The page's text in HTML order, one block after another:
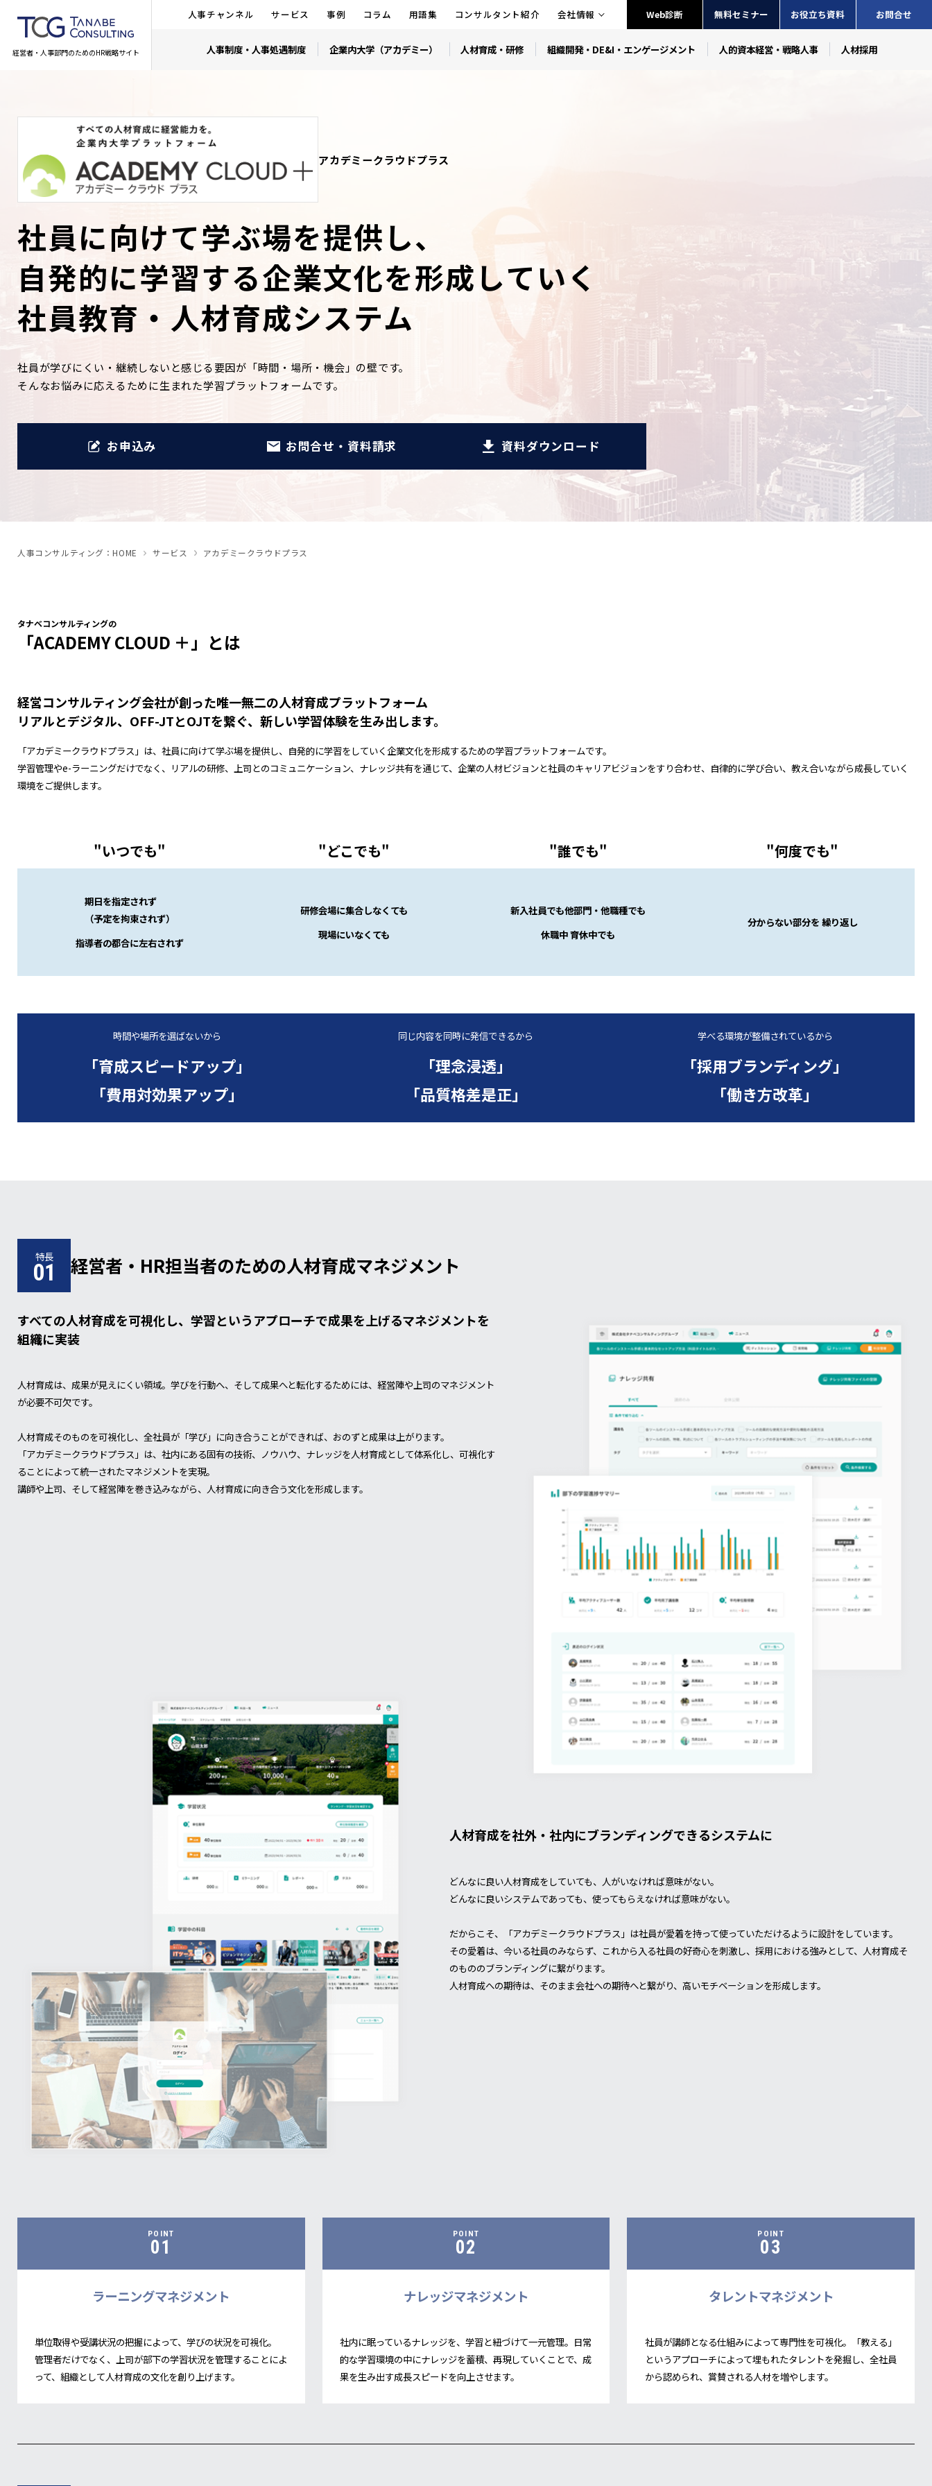
経営者・人事部門のためのHR戦略サイト
人事チャンネル サービス 事例 コラム 用語集 コンサルタント紹介 会社情報 Web診断 無料セミナー お役立ち資料 お問合せ
人事制度・人事処遇制度 企業内大学（アカデミー） 人材育成・研修 組織開発・DE&I・エンゲージメント 人的資本経営・戦略人事 人材採用
アカデミークラウドプラス
社員に向けて学ぶ場を提供し、
自発的に学習する企業文化を形成していく
社員教育・人材育成システム
社員が学びにくい・継続しないと感じる要因が「時間・場所・機会」の壁です。
そんなお悩みに応えるために生まれた学習プラットフォームです。
お申込み お問合せ・資料請求 資料ダウンロード
人事コンサルティング：HOME サービス アカデミークラウドプラス
タナベコンサルティングの
「ACADEMY CLOUD ＋」とは
経営コンサルティング会社が創った唯一無二の人材育成プラットフォーム
リアルとデジタル、OFF-JTとOJTを繋ぐ、新しい学習体験を生み出します。
「アカデミークラウドプラス」は、社員に向けて学ぶ場を提供し、自発的に学習をしていく企業文化を形成するための学習プラットフォームです。
学習管理やe-ラーニングだけでなく、リアルの研修、上司とのコミュニケーション、ナレッジ共有を通じて、企業の人材ビジョンと社員のキャリアビジョンをすり合わせ、自律的に学び合い、教え合いながら成長していく
環境をご提供します。
"いつでも"
期日を指定されず
（予定を拘束されず）
指導者の都合に左右されず
"どこでも"
研修会場に集合しなくても
現場にいなくても
"誰でも"
新入社員でも他部門・他職種でも
休職中 育休中でも
"何度でも"
分からない部分を 繰り返し
時間や場所を選ばないから
「育成スピードアップ」
「費用対効果アップ」
同じ内容を同時に発信できるから
「理念浸透」
「品質格差是正」
学べる環境が整備されているから
「採用ブランディング」
「働き方改革」
特長
01 経営者・HR担当者のための人材育成マネジメント
すべての人材育成を可視化し、学習というアプローチで成果を上げるマネジメントを
組織に実装
人材育成は、成果が見えにくい領域。学びを行動へ、そして成果へと転化するためには、経営陣や上司のマネジメント
が必要不可欠です。
人材育成そのものを可視化し、全社員が「学び」に向き合うことができれば、おのずと成果は上がります。
「アカデミークラウドプラス」は、社内にある固有の技術、ノウハウ、ナレッジを人材育成として体系化し、可視化す
ることによって統一されたマネジメントを実現。
講師や上司、そして経営陣を巻き込みながら、人材育成に向き合う文化を形成します。
人材育成を社外・社内にブランディングできるシステムに
どんなに良い人材育成をしていても、人がいなければ意味がない。
どんなに良いシステムであっても、使ってもらえなければ意味がない。
だからこそ、「アカデミークラウドプラス」は社員が愛着を持って使っていただけるように設計をしています。
その愛着は、今いる社員のみならず、これから入る社員の好奇心を刺激し、採用における強みとして、人材育成そ
のもののブランディングに繋がります。
人材育成への期待は、そのまま会社への期待へと繋がり、高いモチベーションを形成します。
POINT
01
ラーニングマネジメント
単位取得や受講状況の把握によって、学びの状況を可視化。
管理者だけでなく、上司が部下の学習状況を管理することによ
って、組織として人材育成の文化を創り上げます。
POINT
02
ナレッジマネジメント
社内に眠っているナレッジを、学習と紐づけて一元管理。日常
的な学習環境の中にナレッジを蓄積、再現していくことで、成
果を生み出す成長スピードを向上させます。
POINT
03
タレントマネジメント
社員が講師となる仕組みによって専門性を可視化。「教える」
というアプローチによって埋もれたタレントを発掘し、全社員
から認められ、賞賛される人材を増やします。